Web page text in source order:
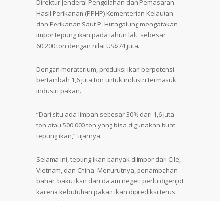
Direktur Jenderal Pengolahan dan Pemasaran
Hasil Perikanan (PPHP) Kementerian Kelautan
dan Perikanan Saut P. Hutagalung mengatakan
impor tepung ikan pada tahun lalu sebesar
60.200 ton dengan nilai US$74 juta.
Dengan moratorium, produksi ikan berpotensi
bertambah 1,6 juta ton untuk industri termasuk
industri pakan.
“Dari situ ada limbah sebesar 30% dari 1,6 juta
ton atau 500.000 ton yang bisa digunakan buat
tepung ikan,” ujarnya.
Selama ini, tepung ikan banyak diimpor dari Cile,
Vietnam, dan China. Menurutnya, penambahan
bahan baku ikan dari dalam negeri perlu digenjot
karena kebutuhan pakan ikan diprediksi terus